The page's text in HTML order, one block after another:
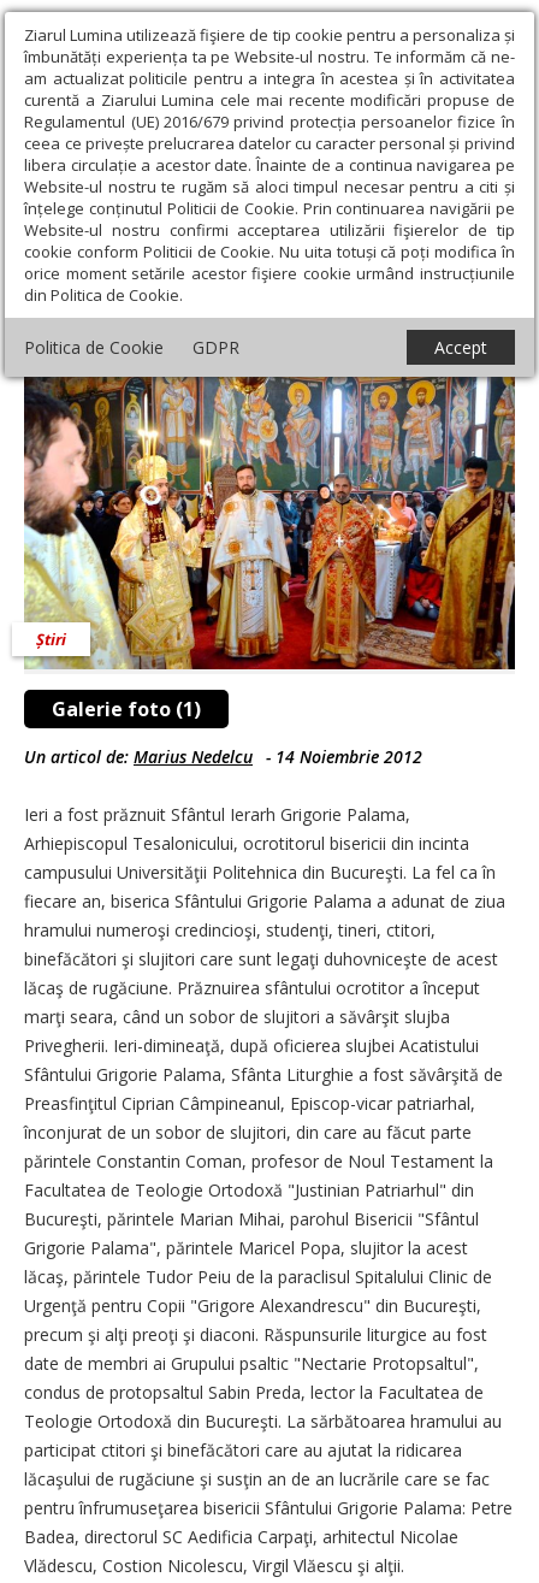
Ziarul Lumina utilizează fişiere de tip cookie pentru a personaliza și
îmbunătăți experiența ta pe Website-ul nostru. Te informăm că ne-
am actualizat politicile pentru a integra în acestea și în activitatea
curentă a Ziarului Lumina cele mai recente modificări propuse de
Regulamentul (UE) 2016/679 privind protecția persoanelor fizice în
ceea ce privește prelucrarea datelor cu caracter personal și privind
libera circulație a acestor date. Înainte de a continua navigarea pe
Website-ul nostru te rugăm să aloci timpul necesar pentru a citi și
înțelege conținutul Politicii de Cookie. Prin continuarea navigării pe
Website-ul nostru confirmi acceptarea utilizării fişierelor de tip
cookie conform Politicii de Cookie. Nu uita totuși că poți modifica în
orice moment setările acestor fişiere cookie urmând instrucțiunile
din Politica de Cookie.
Politica de Cookie GDPR Accept
Ziarul Lumina › Actualitate religioasă › Știri › Sfântul Grigorie
Palama cinstit în biserica lui din Bucureşti
Sfântul Grigorie Palama cinstit în biserica
lui din Bucureşti
Galerie foto (1)
Știri
Un articol de: Marius Nedelcu - 14 Noiembrie 2012
Ieri a fost prăznuit Sfântul Ierarh Grigorie Palama,
Arhiepiscopul Tesalonicului, ocrotitorul bisericii din incinta
campusului Universităţii Politehnica din Bucureşti. La fel ca în
fiecare an, biserica Sfântului Grigorie Palama a adunat de ziua
hramului numeroşi credincioşi, studenţi, tineri, ctitori,
binefăcători şi slujitori care sunt legaţi duhovniceşte de acest
lăcaş de rugăciune. Prăznuirea sfântului ocrotitor a început
marţi seara, când un sobor de slujitori a săvârşit slujba
Privegherii. Ieri-dimineaţă, după oficierea slujbei Acatistului
Sfântului Grigorie Palama, Sfânta Liturghie a fost săvârşită de
Preasfinţitul Ciprian Câmpineanul, Episcop-vicar patriarhal,
înconjurat de un sobor de slujitori, din care au făcut parte
părintele Constantin Coman, profesor de Noul Testament la
Facultatea de Teologie Ortodoxă "Justinian Patriarhul" din
Bucureşti, părintele Marian Mihai, parohul Bisericii "Sfântul
Grigorie Palama", părintele Maricel Popa, slujitor la acest
lăcaş, părintele Tudor Peiu de la paraclisul Spitalului Clinic de
Urgenţă pentru Copii "Grigore Alexandrescu" din Bucureşti,
precum şi alţi preoţi şi diaconi. Răspunsurile liturgice au fost
date de membri ai Grupului psaltic "Nectarie Protopsaltul",
condus de protopsaltul Sabin Preda, lector la Facultatea de
Teologie Ortodoxă din Bucureşti. La sărbătoarea hramului au
participat ctitori şi binefăcători care au ajutat la ridicarea
lăcaşului de rugăciune şi susţin an de an lucrările care se fac
pentru înfrumuseţarea bisericii Sfântului Grigorie Palama: Petre
Badea, directorul SC Aedificia Carpaţi, arhitectul Nicolae
Vlădescu, Costion Nicolescu, Virgil Vlăescu şi alţii.